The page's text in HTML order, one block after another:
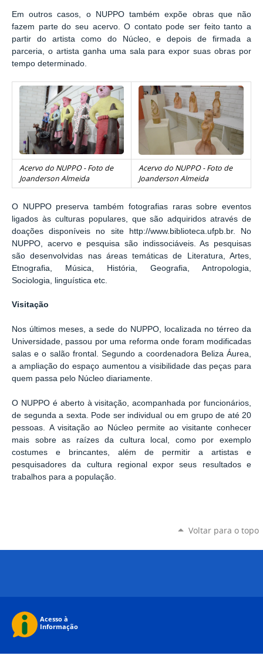
Em outros casos, o NUPPO também expõe obras que não
fazem parte do seu acervo. O contato pode ser feito tanto a
partir do artista como do Núcleo, e depois de firmada a
parceria, o artista ganha uma sala para expor suas obras por
tempo determinado.
Acervo do NUPPO - Foto de
Joanderson Almeida
Acervo do NUPPO - Foto de
Joanderson Almeida
O NUPPO preserva também fotografias raras sobre eventos
ligados às culturas populares, que são adquiridos através de
doações disponíveis no site http://www.biblioteca.ufpb.br. No
NUPPO, acervo e pesquisa são indissociáveis. As pesquisas
são desenvolvidas nas áreas temáticas de Literatura, Artes,
Etnografia, Música, História, Geografia, Antropologia,
Sociologia, linguística etc.
Visitação
Nos últimos meses, a sede do NUPPO, localizada no térreo da
Universidade, passou por uma reforma onde foram modificadas
salas e o salão frontal. Segundo a coordenadora Beliza Áurea,
a ampliação do espaço aumentou a visibilidade das peças para
quem passa pelo Núcleo diariamente.
O NUPPO é aberto à visitação, acompanhada por funcionários,
de segunda a sexta. Pode ser individual ou em grupo de até 20
pessoas. A visitação ao Núcleo permite ao visitante conhecer
mais sobre as raízes da cultura local, como por exemplo
costumes e brincantes, além de permitir a artistas e
pesquisadores da cultura regional expor seus resultados e
trabalhos para a população.
Voltar para o topo